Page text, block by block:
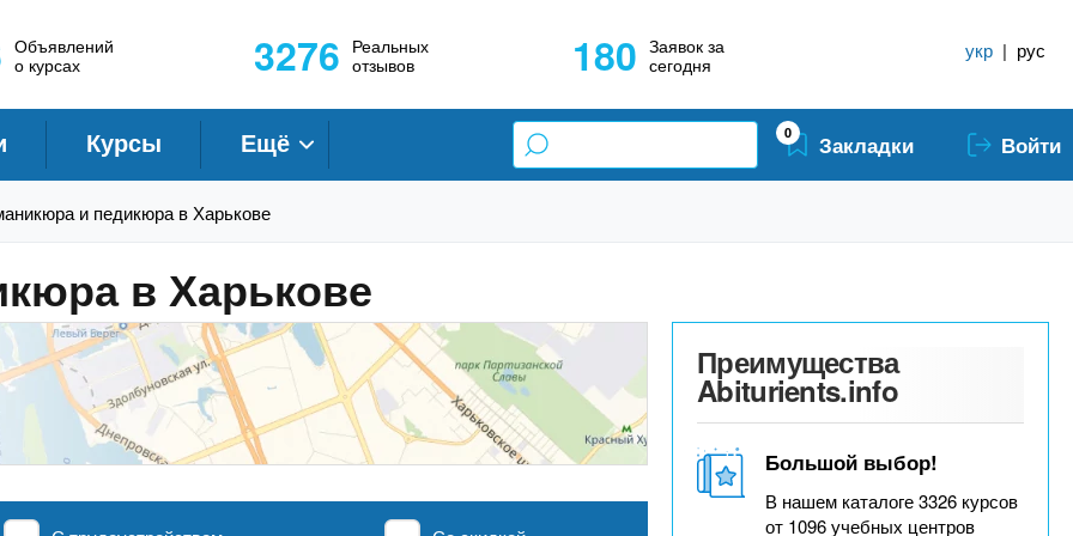
Объявлений
о курсах
3276 Реальных
отзывов
180 Заявок за
сегодня
укр | рус
Курсы Ещё 0 Закладки Войти
и педикюра в Харькове
в Харькове
Преимущества
Abiturients.info
Большой выбор!
В нашем каталоге 3326 курсов
от 1096 учебных центров